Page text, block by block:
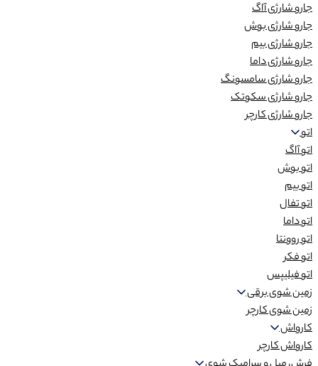
جارو شارژی آاگ
جارو شارژی بوش
جارو شارژی بیم
جارو شارژی داما
جارو شارژی سامسونگ
جارو شارژی سکوتک
جارو شارژی کارچر
اتو
اتو آاگ
اتو بوش
اتو بیم
اتو تفال
اتو داما
اتو روونتا
اتو فکر
اتو فیلیپس
زمین شوی برقی
زمین شوی کارچر
کارواش
کارواش کارچر